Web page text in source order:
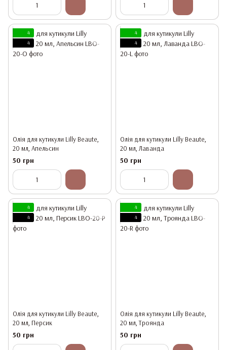
4
4
Олія для кутикули Lilly Beaute,
20 мл, Апельсин
50 грн
4
4
Олія для кутикули Lilly Beaute,
20 мл, Лаванда
50 грн
4
4
Олія для кутикули Lilly Beaute,
20 мл, Персик
50 грн
4
4
Олія для кутикули Lilly Beaute,
20 мл, Троянда
50 грн